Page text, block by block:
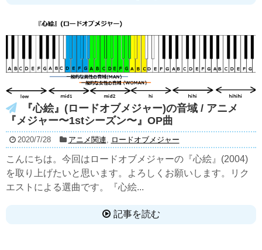
『心絵』(ロードオブメジャー)の音域 / アニメ
『メジャー〜1stシーズン〜』OP曲
2020/7/28 アニメ関連 ロードオブメジャー
こんにちは。今回はロードオブメジャーの『心絵』(2004)
を取り上げたいと思います。よろしくお願いします。リク
エストによる選曲です。『心絵...
記事を読む